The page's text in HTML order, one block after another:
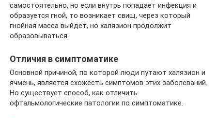
самостоятельно, но если внутрь попадает инфекция и
образуется гной, то возникает свищ, через который
гнойная масса выйдет, но халязион продолжит
образовываться.
Отличия в симптоматике
Основной причиной, по которой люди путают халязион и
ячмень, является схожесть симптомов этих заболеваний.
Но существует способ, как отличить
офтальмологические патологии по симптоматике.